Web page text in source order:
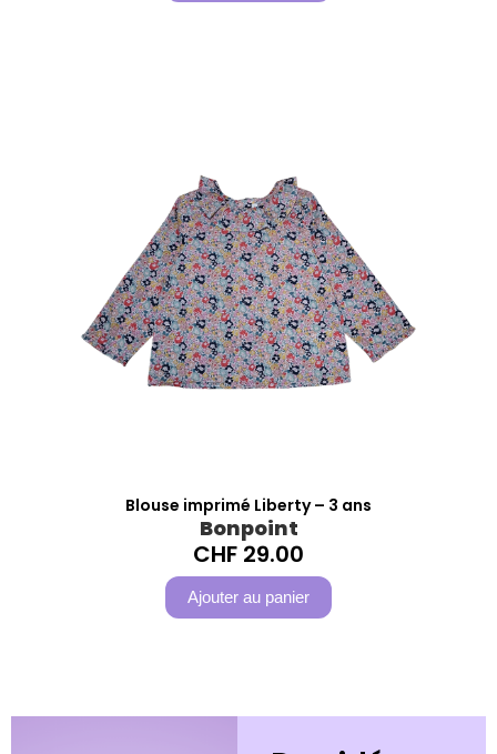
Blouse imprimé Liberty – 3 ans
Bonpoint
CHF 29.00
Ajouter au panier